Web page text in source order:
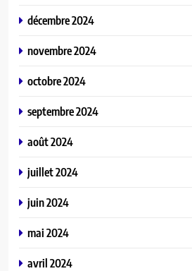
décembre 2024
novembre 2024
octobre 2024
septembre 2024
août 2024
juillet 2024
juin 2024
mai 2024
avril 2024